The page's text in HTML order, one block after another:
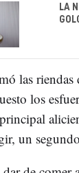
LA
las riendas
los
un